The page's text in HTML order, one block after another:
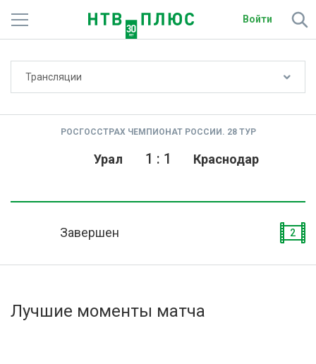
Войти
Активировать промокод
Трансляции
РОСГОССТРАХ ЧЕМПИОНАТ РОССИИ. 28 ТУР
Урал Краснодар
1 : 1
Завершен 2
Лучшие моменты матча